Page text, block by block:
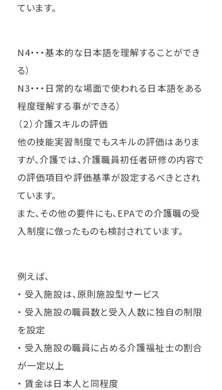
ています。
N4・・・基本的な日本語を理解することができ
る）
N3・・・日常的な場面で使われる日本語をある
程度理解する事ができる）
（２）介護スキルの評価
他の技能実習制度でもスキルの評価はありま
すが、介護では、介護職員初任者研修の内容で
の評価項目や評価基準が設定するべきとされ
ています。
また、その他の要件にも、EPAでの介護職の受
入制度に倣ったものも検討されています。
例えば、
・ 受入施設は、原則施設型サービス
・ 受入施設の職員数と受入人数に独自の制限
を設定
・ 受入施設の職員に占める介護福祉士の割合
が一定以上
・ 賃金は日本人と同程度